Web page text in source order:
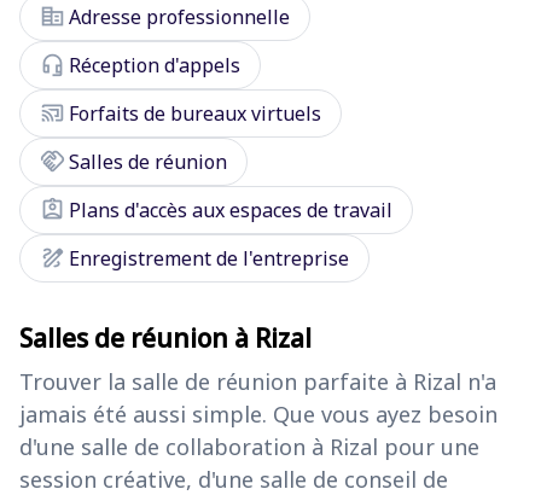
corporate_fareAdresse professionnelle
headset_mic Réception d'appels
cast_connected Forfaits de bureaux virtuels
handshakeSalles de réunion
assignment_ind Plans d'accès aux espaces de travail
draw Enregistrement de l'entreprise
Salles de réunion à Rizal
Trouver la salle de réunion parfaite à Rizal n'a
jamais été aussi simple. Que vous ayez besoin
d'une salle de collaboration à Rizal pour une
session créative, d'une salle de conseil de